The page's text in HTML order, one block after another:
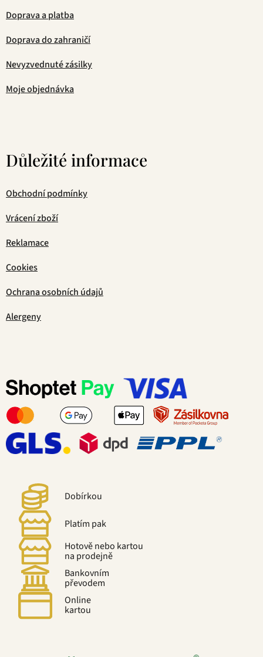
Doprava a platba
Doprava do zahraničí
Nevyzvednuté zásilky
Moje objednávka
Důležité informace
Obchodní podmínky
Vrácení zboží
Reklamace
Cookies
Ochrana osobních údajů
Alergeny
Dobírkou
Platím pak
Hotově nebo kartou
na prodejně
Bankovním
převodem
Online
kartou